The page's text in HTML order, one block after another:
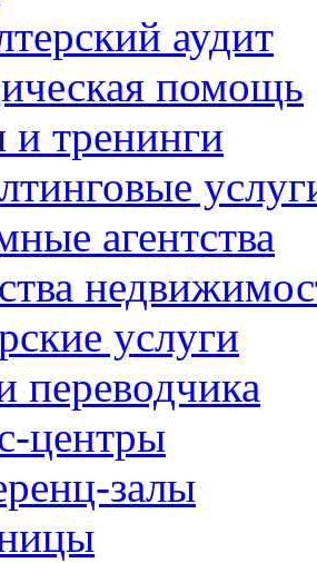
аудит
помощь
и тренинги
агентства
услуги
переводчика
центры
залы